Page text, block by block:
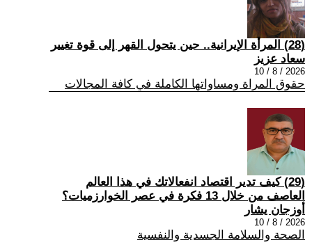
(28) المرأة الإيرانية.. حين يتحول القهر إلى قوة تغيير
سعاد عزيز
2026 / 8 / 10
حقوق المراة ومساواتها الكاملة في كافة المجالات
(29) كيف تدير اقتصاد انفعالاتك في هذا العالم
العاصف من خلال 13 فكرة في عصر الخوارزميات؟
أوزجان يشار
2026 / 8 / 10
الصحة والسلامة الجسدية والنفسية